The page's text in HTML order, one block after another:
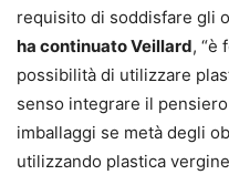
requisito di soddisfare gli
ha continuato Veillard, “è
possibilità di utilizzare
senso integrare il
imballaggi se metà degli
utilizzando plastica